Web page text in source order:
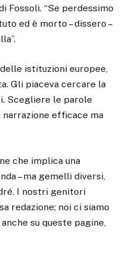
Fossoli. “Se perdessimo
ed è morto – dissero –
istituzioni europee,
Gli piaceva cercare la
Scegliere le parole
narrazione efficace ma
che implica una
– ma gemelli diversi,
I nostri genitori
redazione; noi ci siamo
su queste pagine,